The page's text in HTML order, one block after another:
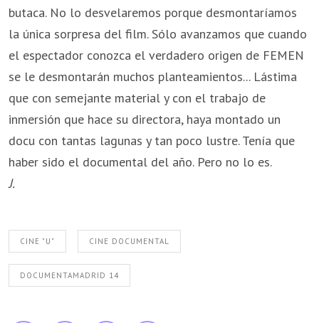
butaca. No lo desvelaremos porque desmontaríamos
la única sorpresa del film. Sólo avanzamos que cuando
el espectador conozca el verdadero origen de FEMEN
se le desmontarán muchos planteamientos... Lástima
que con semejante material y con el trabajo de
inmersión que hace su directora, haya montado un
docu con tantas lagunas y tan poco lustre. Tenía que
haber sido el documental del año. Pero no lo es.
J.
CINE "U" CINE DOCUMENTAL
DOCUMENTAMADRID 14